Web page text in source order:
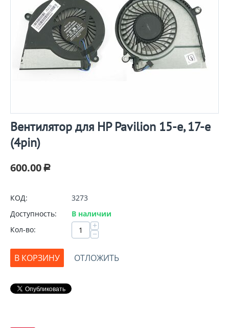
Вентилятор для HP Pavilion 15-e, 17-e
(4pin)
600.00 Р
КОД:
3273
Доступность:
В наличии
Кол-во:
+
−
В КОРЗИНУ ОТЛОЖИТЬ